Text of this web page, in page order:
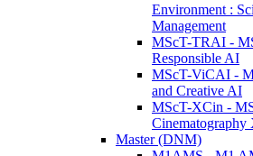
Environment :
Management
MScT-TRAI -
Responsible AI
MScT-ViCAI -
and Creative AI
MScT-XCin -
Cinematography
Master (DNM)